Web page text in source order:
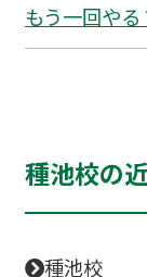
もう一回やる
種池校の
種池校